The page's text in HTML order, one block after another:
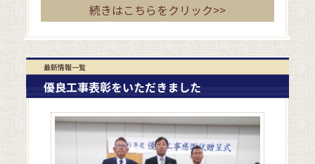
続きはこちらをクリック>>
最新情報一覧
優良工事表彰をいただきました